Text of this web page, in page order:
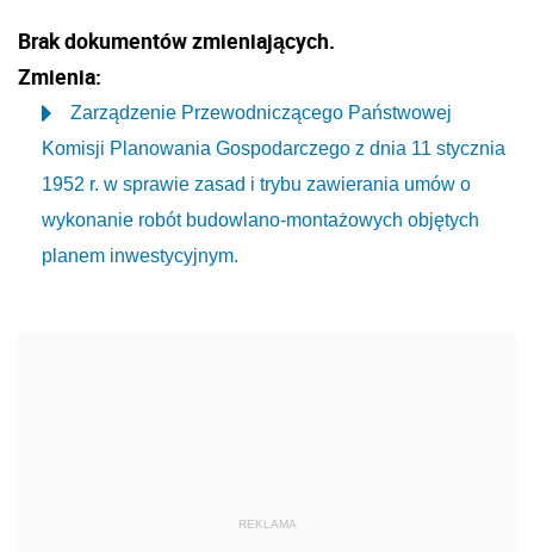
Brak dokumentów zmieniających.
Zmienia:
Zarządzenie Przewodniczącego Państwowej
Komisji Planowania Gospodarczego z dnia 11 stycznia
1952 r. w sprawie zasad i trybu zawierania umów o
wykonanie robót budowlano-montażowych objętych
planem inwestycyjnym.